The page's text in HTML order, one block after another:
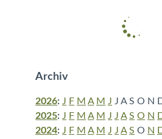
Archiv
2026: J F M A M J J A S O N
2025: J F M A M J J A S O N
2024: J F M A M J J A S O N